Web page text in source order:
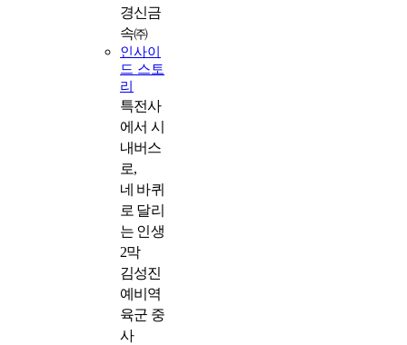
경신금
속㈜
인사이
드 스토
리
특전사
에서 시
내버스
로,
네 바퀴
로 달리
는 인생
2막
김성진
예비역
육군 중
사